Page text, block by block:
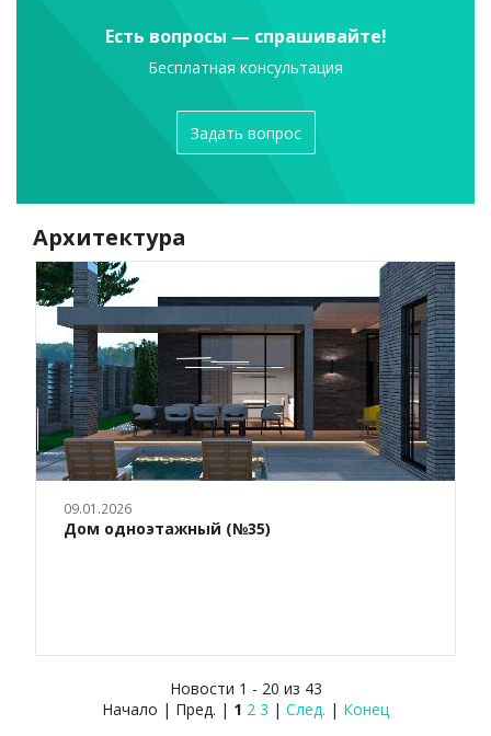
Есть вопросы — спрашивайте!
Бесплатная консультация
Задать вопрос
Архитектура
09.01.2026
Дом одноэтажный (№35)
Новости 1 - 20 из 43
Начало | Пред. | 1 2 3 | След. | Конец